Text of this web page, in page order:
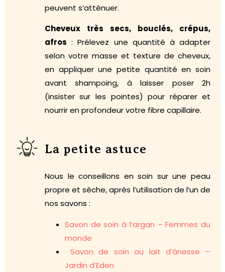
peuvent s’atténuer.
Cheveux très secs, bouclés, crépus,
afros : Prélevez une quantité à adapter
selon votre masse et texture de cheveux,
en appliquer une petite quantité en soin
avant shampoing, à laisser poser 2h
(insister sur les pointes) pour réparer et
nourrir en profondeur votre fibre capillaire.
La petite astuce
Nous le conseillons en soin sur une peau
propre et sèche, après l’utilisation de l’un de
nos savons :
Savon de soin à l’argan – Femmes du
monde
Savon de soin au lait d’ânesse –
Jardin d’Eden